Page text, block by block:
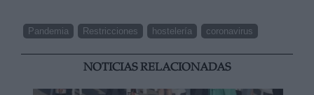
Pandemia Restricciones hostelería coronavirus
NOTICIAS RELACIONADAS